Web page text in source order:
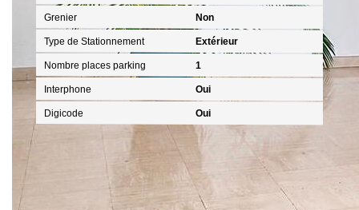
Grenier Non
Type de Stationnement Extérieur
Nombre places parking 1
Interphone Oui
Digicode Oui